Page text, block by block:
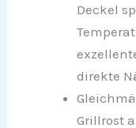
Deckel
direkte
Grillrost